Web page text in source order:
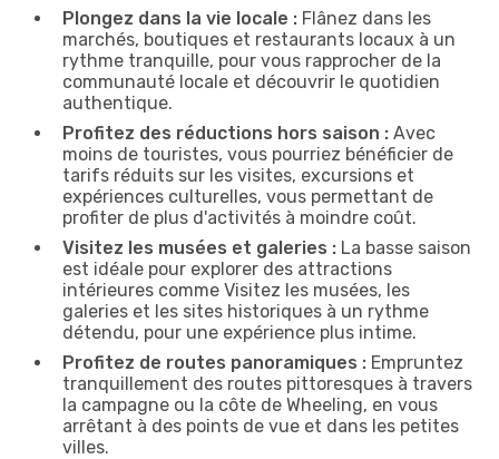
Plongez dans la vie locale : Flânez dans les
marchés, boutiques et restaurants locaux à un
rythme tranquille, pour vous rapprocher de la
communauté locale et découvrir le quotidien
authentique.
Profitez des réductions hors saison : Avec
moins de touristes, vous pourriez bénéficier de
tarifs réduits sur les visites, excursions et
expériences culturelles, vous permettant de
profiter de plus d'activités à moindre coût.
Visitez les musées et galeries : La basse saison
est idéale pour explorer des attractions
intérieures comme Visitez les musées, les
galeries et les sites historiques à un rythme
détendu, pour une expérience plus intime.
Profitez de routes panoramiques : Empruntez
tranquillement des routes pittoresques à travers
la campagne ou la côte de Wheeling, en vous
arrêtant à des points de vue et dans les petites
villes.